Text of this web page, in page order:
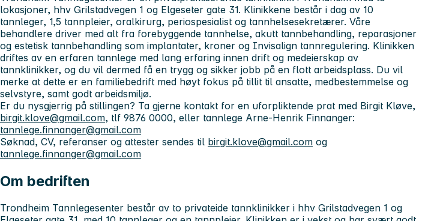
lokasjoner, hhv Grilstadvegen 1 og Elgeseter gate 31. Klinikkene består i dag av 10
tannleger, 1,5 tannpleier, oralkirurg, periospesialist og tannhelsesekretærer. Våre
behandlere driver med alt fra forebyggende tannhelse, akutt tannbehandling, reparasjoner
og estetisk tannbehandling som implantater, kroner og Invisalign tannregulering. Klinikken
driftes av en erfaren tannlege med lang erfaring innen drift og medeierskap av
tannklinikker, og du vil dermed få en trygg og sikker jobb på en flott arbeidsplass. Du vil
merke at dette er en familiebedrift med høyt fokus på tillit til ansatte, medbestemmelse og
selvstyre, samt godt arbeidsmiljø.
Er du nysgjerrig på stillingen? Ta gjerne kontakt for en uforpliktende prat med Birgit Kløve,
birgit.klove@gmail.com, tlf 9876 0000, eller tannlege Arne-Henrik Finnanger:
tannlege.finnanger@gmail.com
Søknad, CV, referanser og attester sendes til birgit.klove@gmail.com og
tannlege.finnanger@gmail.com
Om bedriften
Trondheim Tannlegesenter består av to privateide tannklinikker i hhv Grilstadvegen 1 og